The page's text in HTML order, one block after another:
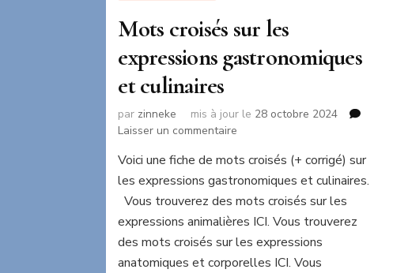
Mots croisés sur les
expressions gastronomiques
et culinaires
par zinneke mis à jour le 28 octobre 2024
Laisser un commentaire
croisés
sur
les
gastronomiques
et
culinaires
Voici une fiche de mots croisés (+ corrigé) sur
les expressions gastronomiques et culinaires.
Vous trouverez des mots croisés sur les
expressions animalières ICI. Vous trouverez
des mots croisés sur les expressions
anatomiques et corporelles ICI. Vous